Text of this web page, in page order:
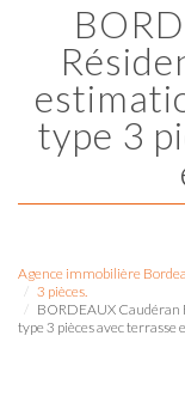
BORDEAUX Caudéran
type 3
Agence immobilière
3 pièces.
BORDEAUX Caudéran
type 3 pièces avec terrasse